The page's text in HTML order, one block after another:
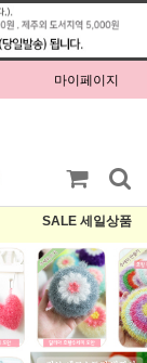
마이페이지
SALE 세일상품